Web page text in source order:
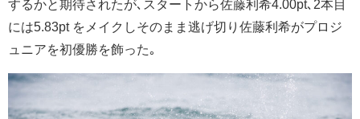
するかと期待されたが､スタートから佐藤利希4.00pt､2本目
には5.83pt をメイクしそのまま逃げ切り佐藤利希がプロジ
ュニアを初優勝を飾った｡